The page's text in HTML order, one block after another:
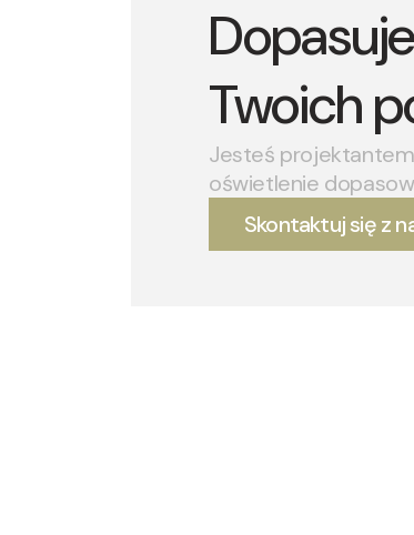
Twoich
Jesteś
oświetlenie
Skontaktuj się z